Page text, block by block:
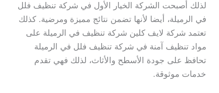
لذلك أصبحت الشركة الخيار الأول في شركة تنظيف فلل
في الرميلة، أيضا لأنها تضمن نتائج مميزة ومرضية. كذلك
تعتمد شركة لايف كلين شركة تنظيف في الرميلة على
مواد تنظيف آمنة في شركة تنظيف فلل في الرميلة
تحافظ على جودة الأسطح والأثاث، لذلك فهي تقدم
خدمات موثوقة.